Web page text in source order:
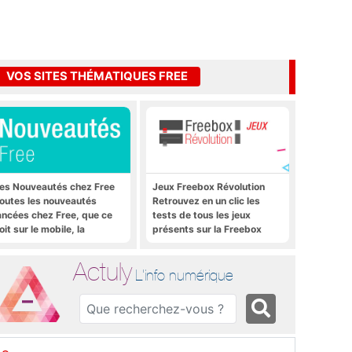
VOS SITES THÉMATIQUES FREE
Nouveautés chez Free
les nouveautés
chez Free, que ce
sur le mobile, la
Jeux Freebox Révolution
Retrouvez en un clic les
tests de tous les jeux
présents sur la Freebox
Actuly L'info numérique